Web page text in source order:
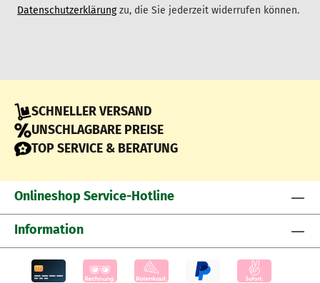
Datenschutzerklärungzu, die Sie jederzeit widerrufen können.
SCHNELLER VERSAND
UNSCHLAGBARE PREISE
TOP SERVICE & BERATUNG
Onlineshop Service-Hotline
Information